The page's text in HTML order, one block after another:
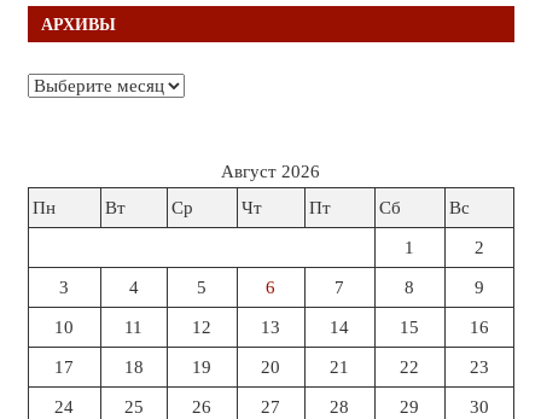
АРХИВЫ
Архивы
Август 2026
Пн
Вт Ср Чт Пт Сб Вс
1 2
3 4 5 6 7 8 9
10 11 12 13 14 15 16
17 18 19 20 21 22 23
24 25 26 27 28 29 30